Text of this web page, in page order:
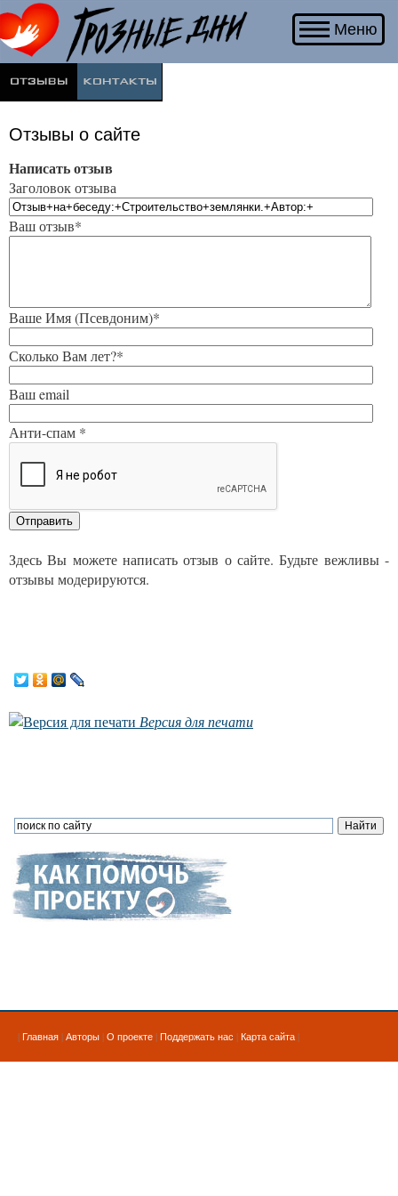
Меню
Отзывы о сайте
Написать отзыв
Заголовок отзыва
Ваш отзыв*
Ваше Имя (Псевдоним)*
Сколько Вам лет?*
Ваш email
Анти-спам *
Здесь Вы можете написать отзыв о сайте. Будьте вежливы -
отзывы модерируются.
Версия для печати
| Главная | Авторы | О проекте | Поддержать нас | Карта сайта |